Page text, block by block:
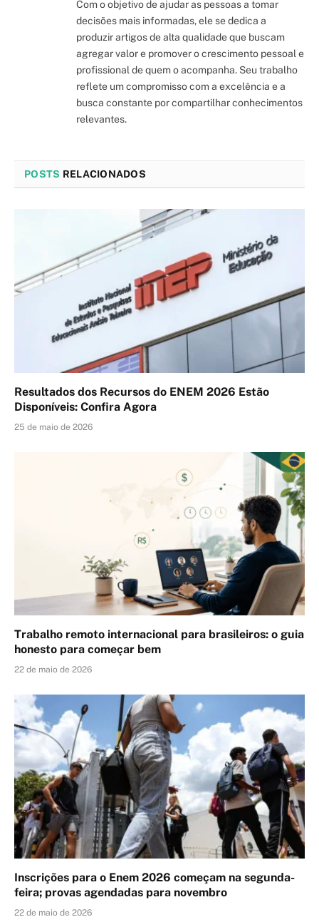
Com o objetivo de ajudar as pessoas a tomar
decisões mais informadas, ele se dedica a
produzir artigos de alta qualidade que buscam
agregar valor e promover o crescimento pessoal e
profissional de quem o acompanha. Seu trabalho
reflete um compromisso com a excelência e a
busca constante por compartilhar conhecimentos
relevantes.
POSTS RELACIONADOS
Resultados dos Recursos do ENEM 2026 Estão
Disponíveis: Confira Agora
25 de maio de 2026
Trabalho remoto internacional para brasileiros: o guia
honesto para começar bem
22 de maio de 2026
Inscrições para o Enem 2026 começam na segunda-
feira; provas agendadas para novembro
22 de maio de 2026